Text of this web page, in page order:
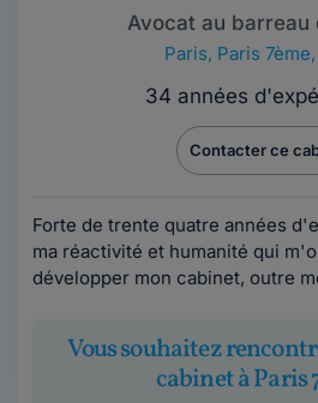
Avocat au barreau
Paris, Paris
34 années
Contacter ce
Forte de trente quatre années
ma réactivité et humanité qui
développer mon cabinet, outre
Vous souhaitez
cabinet à Paris